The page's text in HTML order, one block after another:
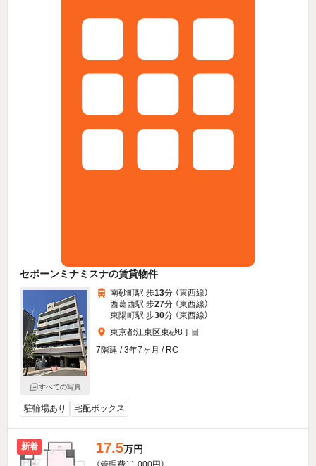
セボーンミナミスナの賃貸物件
すべての写真
南砂町駅 歩13分 （東西線）
西葛西駅 歩27分 （東西線）
東陽町駅 歩30分 （東西線）
東京都江東区東砂8丁目
7階建 / 3年7ヶ月 / RC
駐輪場あり 宅配ボックス
新着 17.5万円